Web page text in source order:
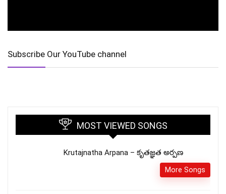
Subscribe Our YouTube channel
MOST VIEWED SONGS
Krutajnatha Arpana – కృతజ్ఞత అర్పణ
More Songs